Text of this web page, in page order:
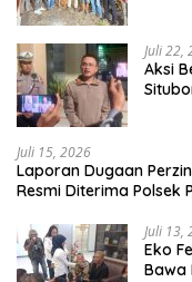
Juli 22,
Aksi
Juli 15, 2026
Laporan Dugaan
Resmi Diterima Polsek
Juli 13,
Eko
Bawa